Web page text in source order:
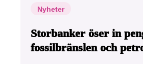
Nyheter
Storbanker öser in
fossilbränslen och